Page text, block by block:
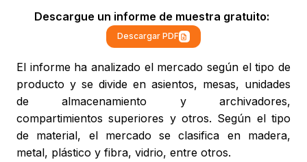
Descargue un informe de muestra gratuito:
Descargar PDF
El informe ha analizado el mercado según el tipo de
producto y se divide en asientos, mesas, unidades
de almacenamiento y archivadores,
compartimientos superiores y otros. Según el tipo
de material, el mercado se clasifica en madera,
metal, plástico y fibra, vidrio, entre otros.